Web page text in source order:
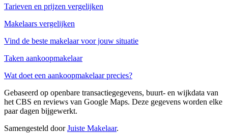
Tarieven en prijzen vergelijken
Makelaars vergelijken
Vind de beste makelaar voor jouw situatie
Taken aankoopmakelaar
Wat doet een aankoopmakelaar precies?
Gebaseerd op openbare transactiegegevens, buurt- en wijkdata van
het CBS en reviews van Google Maps. Deze gegevens worden elke
paar dagen bijgewerkt.
Samengesteld doorJuiste Makelaar.